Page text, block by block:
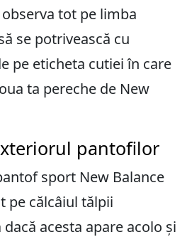
tot pe limba
se potrivească cu
pe eticheta cutiei în care
ta pereche de New
pantofilor
sport New Balance
pe călcâiul tălpii
acesta apare acolo și